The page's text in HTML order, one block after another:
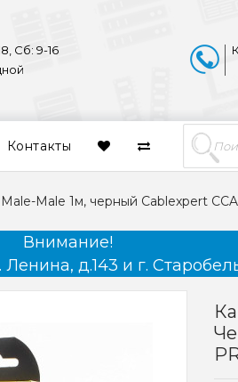
Сб: 9-16
Контакты
Male 1м, черный Cablexpert
Внимание!
д.143 и г.